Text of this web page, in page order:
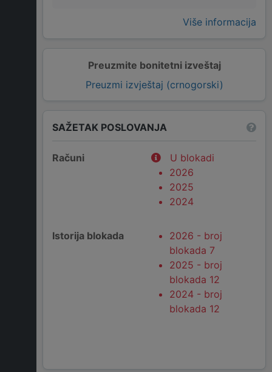
Preuzmite bonitetni izveštaj
Preuzmi izvještaj (crnogorski)
Više informacija
SAŽETAK POSLOVANJA
Računi
U blokadi
2026
2025
2024
Istorija blokada
2026 - broj
blokada 7
2025 - broj
blokada 12
2024 - broj
blokada 12